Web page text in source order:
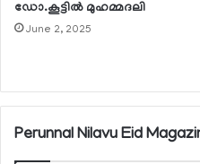
ഡോ.കൂട്ടില്‍ മുഹമ്മദലി
June 2, 2025
Perunnal Nilavu Eid